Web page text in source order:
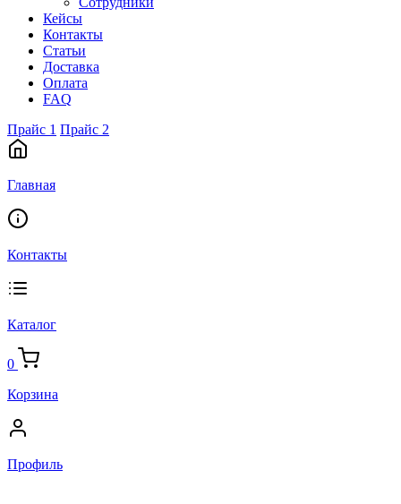
Кейсы
Контакты
Статьи
Доставка
Оплата
FAQ
Прайс 1 Прайс 2
Главная
Контакты
Каталог
0
Корзина
Профиль